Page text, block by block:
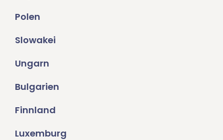
Polen
Slowakei
Ungarn
Bulgarien
Finnland
Luxemburg